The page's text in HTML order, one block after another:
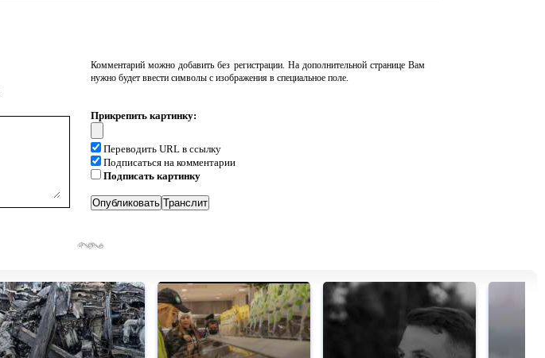
Комментарий можно добавить без регистрации. На дополнительной странице Вам
нужно будет ввести символы с изображения в специальное поле.
Прикрепить картинку:
Переводить URL в ссылку
Подписаться на комментарии
Подписать картинку